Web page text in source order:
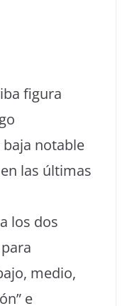
figura
notable
las últimas
los dos
medio,
e